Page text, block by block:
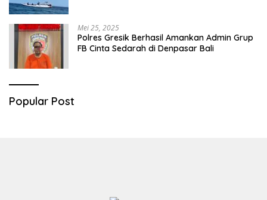
Mei 25, 2025
Polres Gresik Berhasil Amankan Admin Grup
FB Cinta Sedarah di Denpasar Bali
Popular Post